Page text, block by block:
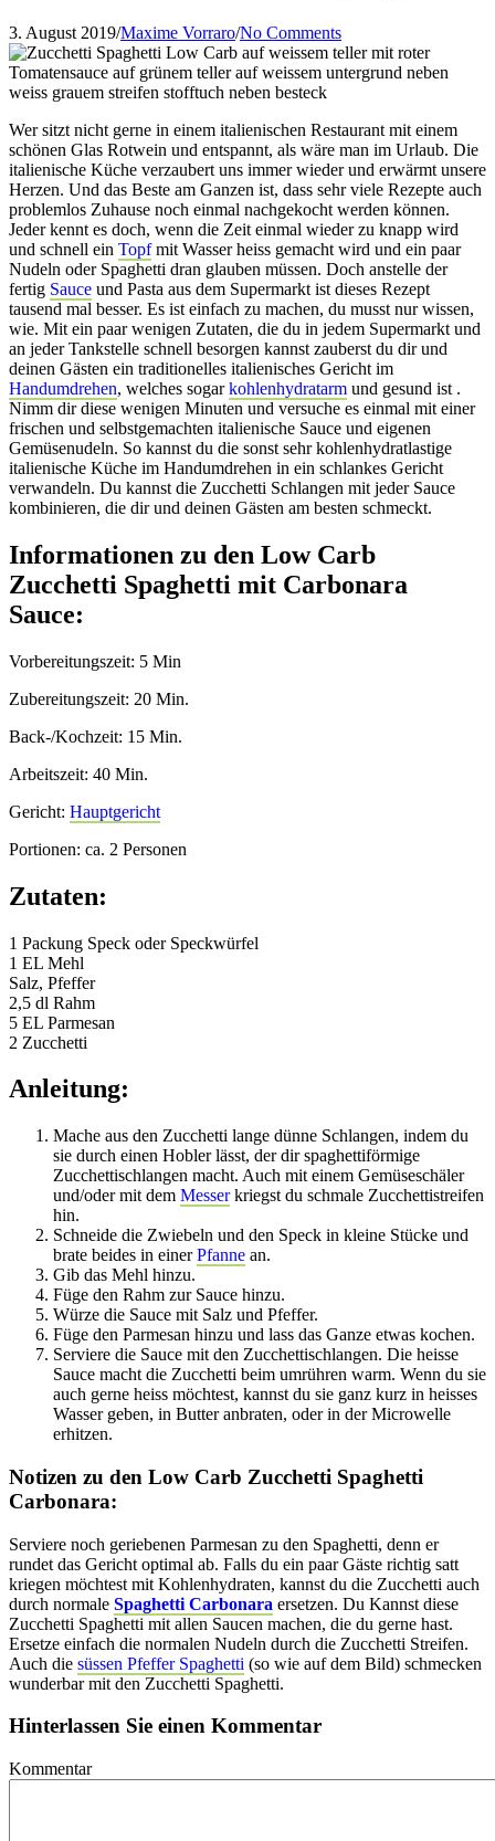
3. August 2019/Maxime Vorraro/No Comments
Wer sitzt nicht gerne in einem italienischen Restaurant mit einem
schönen Glas Rotwein und entspannt, als wäre man im Urlaub. Die
italienische Küche verzaubert uns immer wieder und erwärmt unsere
Herzen. Und das Beste am Ganzen ist, dass sehr viele Rezepte auch
problemlos Zuhause noch einmal nachgekocht werden können.
Jeder kennt es doch, wenn die Zeit einmal wieder zu knapp wird
und schnell ein Topfmit Wasser heiss gemacht wird und ein paar
Nudeln oder Spaghetti dran glauben müssen. Doch anstelle der
fertig Sauce und Pasta aus dem Supermarkt ist dieses Rezept
tausend mal besser. Es ist einfach zu machen, du musst nur wissen,
wie. Mit ein paar wenigen Zutaten, die du in jedem Supermarkt und
an jeder Tankstelle schnell besorgen kannst zauberst du dir und
deinen Gästen ein traditionelles italienisches Gericht im
Handumdrehen, welches sogarkohlenhydratarm und gesund ist .
Nimm dir diese wenigen Minuten und versuche es einmal mit einer
frischen und selbstgemachten italienische Sauce und eigenen
Gemüsenudeln. So kannst du die sonst sehr kohlenhydratlastige
italienische Küche im Handumdrehen in ein schlankes Gericht
verwandeln. Du kannst die Zucchetti Schlangen mit jeder Sauce
kombinieren, die dir und deinen Gästen am besten schmeckt.
Informationen zu den Low Carb
Zucchetti Spaghetti mit Carbonara
Sauce:
Vorbereitungszeit: 5 Min
Zubereitungszeit: 20 Min.
Back-/Kochzeit: 15 Min.
Arbeitszeit: 40 Min.
Gericht: Hauptgericht
Portionen: ca. 2 Personen
Zutaten:
1 Packung Speck oder Speckwürfel
1 EL Mehl
Salz, Pfeffer
2,5 dl Rahm
5 EL Parmesan
2 Zucchetti
Anleitung:
Mache aus den Zucchetti lange dünne Schlangen, indem du
sie durch einen Hobler lässt, der dir spaghettiförmige
Zucchettischlangen macht. Auch mit einem Gemüseschäler
und/oder mit dem Messerkriegst du schmale Zucchettistreifen
hin.
Schneide die Zwiebeln und den Speck in kleine Stücke und
brate beides in einerPfanne an.
Gib das Mehl hinzu.
Füge den Rahm zur Sauce hinzu.
Würze die Sauce mit Salz und Pfeffer.
Füge den Parmesan hinzu und lass das Ganze etwas kochen.
Serviere die Sauce mit den Zucchettischlangen. Die heisse
Sauce macht die Zucchetti beim umrühren warm. Wenn du sie
auch gerne heiss möchtest, kannst du sie ganz kurz in heisses
Wasser geben, in Butter anbraten, oder in der Microwelle
erhitzen.
Notizen zu den Low Carb Zucchetti Spaghetti
Carbonara:
Serviere noch geriebenen Parmesan zu den Spaghetti, denn er
rundet das Gericht optimal ab. Falls du ein paar Gäste richtig satt
kriegen möchtest mit Kohlenhydraten, kannst du die Zucchetti auch
durch normale Spaghetti Carbonara ersetzen. Du Kannst diese
Zucchetti Spaghetti mit allen Saucen machen, die du gerne hast.
Ersetze einfach die normalen Nudeln durch die Zucchetti Streifen.
Auch die süssen Pfeffer Spaghetti (so wie auf dem Bild) schmecken
wunderbar mit den Zucchetti Spaghetti.
Hinterlassen Sie einen Kommentar
Kommentar